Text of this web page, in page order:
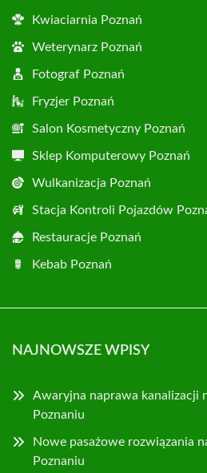
Kwiaciarnia Poznań
Weterynarz Poznań
Fotograf Poznań
Fryzjer Poznań
Salon Kosmetyczny Poznań
Sklep Komputerowy Poznań
Wulkanizacja Poznań
Stacja Kontroli Pojazdów
Restauracje Poznań
Kebab Poznań
NAJNOWSZE WPISY
Awaryjna naprawa kanalizacji
Poznaniu
Nowe pasażowe rozwiązania
Poznaniu